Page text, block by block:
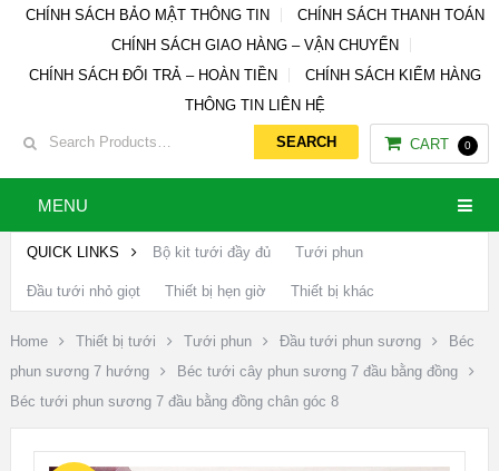
CHÍNH SÁCH BẢO MẬT THÔNG TIN
CHÍNH SÁCH THANH TOÁN
CHÍNH SÁCH GIAO HÀNG – VẬN CHUYỂN
CHÍNH SÁCH ĐỔI TRẢ – HOÀN TIỀN
CHÍNH SÁCH KIỂM HÀNG
THÔNG TIN LIÊN HỆ
CART 0
MENU
QUICK LINKS Bộ kit tưới đầy đủ Tưới phun
Đầu tưới nhỏ giọt Thiết bị hẹn giờ Thiết bị khác
Home Thiết bị tưới Tưới phun Đầu tưới phun sương
Béc
phun sương 7 hướng
Béc tưới cây phun sương 7 đầu bằng đồng
Béc tưới phun sương 7 đầu bằng đồng chân góc 8